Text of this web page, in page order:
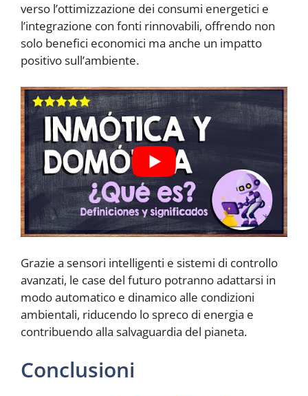
verso l’ottimizzazione dei consumi energetici e
l’integrazione con fonti rinnovabili, offrendo non
solo benefici economici ma anche un impatto
positivo sull’ambiente.
Grazie a sensori intelligenti e sistemi di controllo
avanzati, le case del futuro potranno adattarsi in
modo automatico e dinamico alle condizioni
ambientali, riducendo lo spreco di energia e
contribuendo alla salvaguardia del pianeta.
Conclusioni